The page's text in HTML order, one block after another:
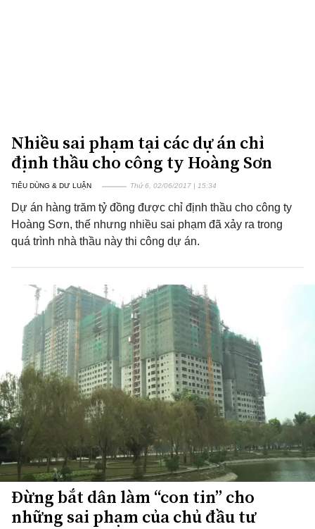
Nhiều sai phạm tại các dự án chỉ
định thầu cho công ty Hoàng Sơn
TIÊU DÙNG & DƯ LUẬN Thứ 6, 02/06/2017 | 15:34
Dự án hàng trăm tỷ đồng được chỉ định thầu cho công ty
Hoàng Sơn, thế nhưng nhiều sai phạm đã xảy ra trong
quá trình nhà thầu này thi công dự án.
Đừng bắt dân làm “con tin” cho
những sai phạm của chủ đầu tư